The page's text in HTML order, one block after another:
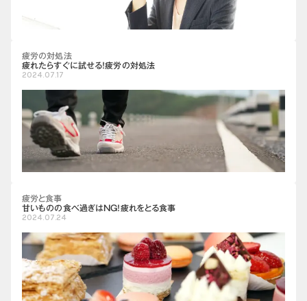
疲労の対処法
疲れたらすぐに試せる！疲労の対処法
2024.07.17
疲労と食事
甘いものの食べ過ぎはNG！疲れをとる食事
2024.07.24